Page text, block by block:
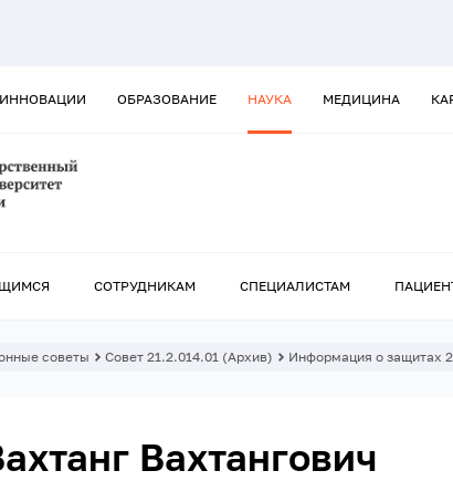
ОБРАЗОВАНИЕ НАУКА МЕДИЦИНА
СОТРУДНИКАМ СПЕЦИАЛИСТАМ
советы Совет 21.2.014.01 (Архив) Информация о защитах
Вахтангович